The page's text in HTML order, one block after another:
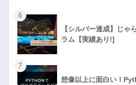
6
【シルバー達成】じゃ
ラム【実績あり!]
7
想像以上に面白い！